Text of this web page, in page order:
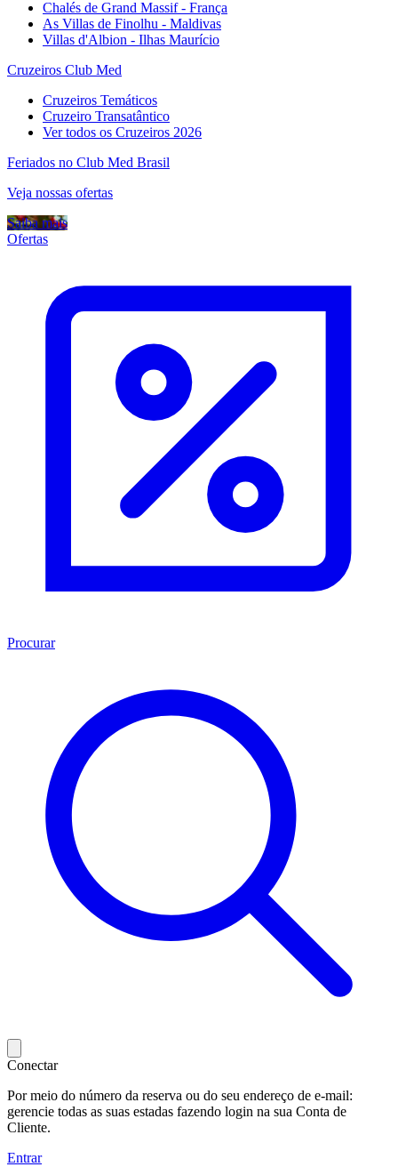
Chalés de Grand Massif - França
As Villas de Finolhu - Maldivas
Villas d'Albion - Ilhas Maurício
Cruzeiros Club Med
Cruzeiros Temáticos
Cruzeiro Transatântico
Ver todos os Cruzeiros 2026
Feriados no Club Med Brasil
Veja nossas ofertas
Saiba mais
Ofertas
Procurar
Conectar
Por meio do número da reserva ou do seu endereço de e-mail:
gerencie todas as suas estadas fazendo login na sua Conta de
Cliente.
Entrar